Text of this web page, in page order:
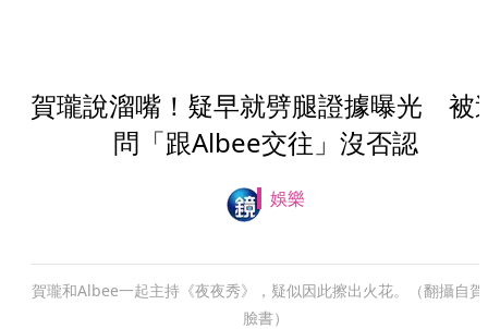
賀瓏說溜嘴！疑早就劈腿證據曝光 被
問「跟Albee交往」沒否認
娛樂
賀瓏和Albee一起主持《夜夜秀》，疑似因此擦出火花。（翻攝自
臉書）